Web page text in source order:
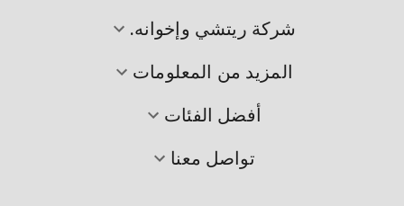
شركة ريتشي وإخوانه.
المزيد من المعلومات
أفضل الفئات
تواصل معنا